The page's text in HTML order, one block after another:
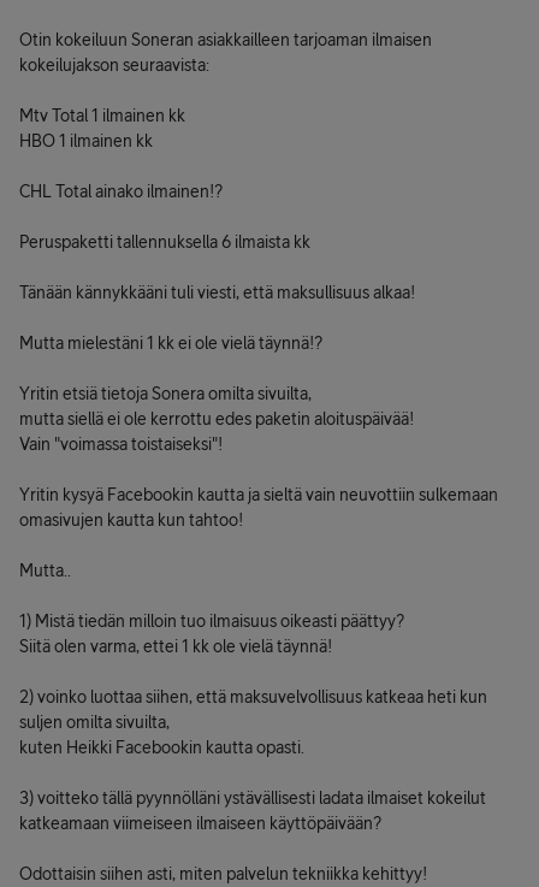
Otin kokeiluun Soneran asiakkailleen tarjoaman ilmaisen
kokeilujakson seuraavista:
Mtv Total 1 ilmainen kk
HBO 1 ilmainen kk
CHL Total ainako ilmainen!?
Peruspaketti tallennuksella 6 ilmaista kk
Tänään kännykkääni tuli viesti, että maksullisuus alkaa!
Mutta mielestäni 1 kk ei ole vielä täynnä!?
Yritin etsiä tietoja Sonera omilta sivuilta,
mutta siellä ei ole kerrottu edes paketin aloituspäivää!
Vain "voimassa toistaiseksi"!
Yritin kysyä Facebookin kautta ja sieltä vain neuvottiin sulkemaan
omasivujen kautta kun tahtoo!
Mutta..
1) Mistä tiedän milloin tuo ilmaisuus oikeasti päättyy?
Siitä olen varma, ettei 1 kk ole vielä täynnä!
2) voinko luottaa siihen, että maksuvelvollisuus katkeaa heti kun
suljen omilta sivuilta,
kuten Heikki Facebookin kautta opasti.
3) voitteko tällä pyynnölläni ystävällisesti ladata ilmaiset kokeilut
katkeamaan viimeiseen ilmaiseen käyttöpäivään?
Odottaisin siihen asti, miten palvelun tekniikka kehittyy!